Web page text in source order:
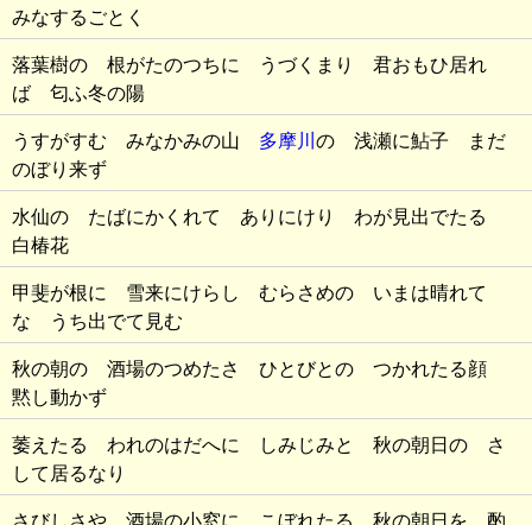
みなするごとく
落葉樹の 根がたのつちに うづくまり 君おもひ居れ
ば 匂ふ冬の陽
うすがすむ みなかみの山 多摩川 の 浅瀬に鮎子 まだ
のぼり来ず
水仙の たばにかくれて ありにけり わが見出でたる
白椿花
甲斐が根に 雪来にけらし むらさめの いまは晴れて
な うち出でて見む
秋の朝の 酒場のつめたさ ひとびとの つかれたる顔
黙し動かず
萎えたる われのはだへに しみじみと 秋の朝日の さ
して居るなり
さびしさや 酒場の小窓に こぼれたる 秋の朝日を 酌